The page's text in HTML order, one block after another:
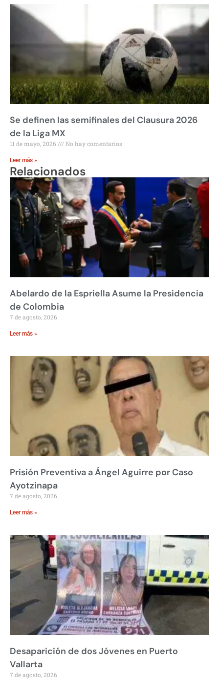
Se definen las semifinales del Clausura 2026
de la Liga MX
11 de mayo, 2026 No hay comentarios
Leer más »
Relacionados
Abelardo de la Espriella Asume la Presidencia
de Colombia
7 de agosto, 2026
Leer más »
Prisión Preventiva a Ángel Aguirre por Caso
Ayotzinapa
7 de agosto, 2026
Leer más »
Desaparición de dos Jóvenes en Puerto
Vallarta
7 de agosto, 2026